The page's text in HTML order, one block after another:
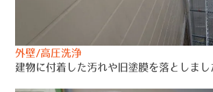
外壁/高圧洗浄
建物に付着した汚れや旧塗膜を落としまし